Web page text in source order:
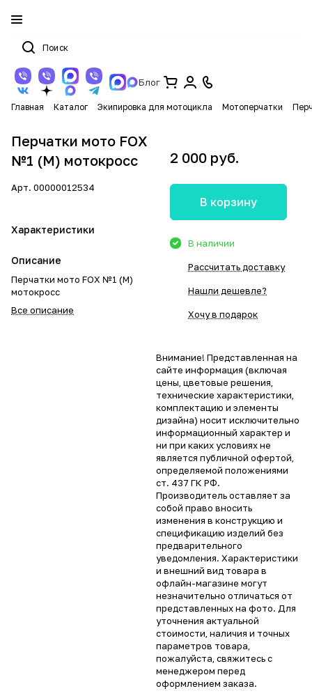
Блог
Главная Каталог Экипировка для мотоцикла Мотоперчатки
Перчатки мото FOX
№1 (M) мотокросс
Арт. 00000012534
Характеристики
Описание
Перчатки мото FOX №1 (M)
мотокросс
Все описание
2 000 руб.
В корзину
В наличии
Рассчитать доставку
Нашли дешевле?
Хочу в подарок
Внимание! Представленная на
сайте информация (включая
цены, цветовые решения,
технические характеристики,
комплектацию и элементы
дизайна) носит исключительно
информационный характер и
ни при каких условиях не
является публичной офертой,
определяемой положениями
ст. 437 ГК РФ.
Производитель оставляет за
собой право вносить
изменения в конструкцию и
спецификацию изделий без
предварительного
уведомления. Характеристики
и внешний вид товара в
офлайн-магазине могут
незначительно отличаться от
представленных на фото. Для
уточнения актуальной
стоимости, наличия и точных
параметров товара,
пожалуйста, свяжитесь с
менеджером перед
оформлением заказа.